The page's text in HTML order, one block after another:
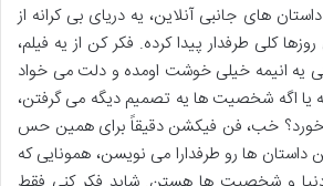
های جانبی آنلاین، یه دریای بی کرانه از
کلی طرفدار پیدا کرده. فکر کن از یه فیلم،
یه انیمه خیلی خوشت اومده و دلت می خواد
اگه شخصیت ها یه تصمیم دیگه می گرفتن،
خب، فن فیکشن دقیقاً برای همین حس
داستان ها رو طرفدارا می نویسن، همونایی که